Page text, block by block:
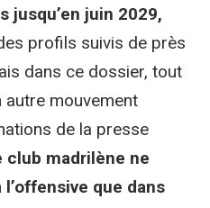
jusqu’en juin 2029,
profils suivis de près
dans ce dossier, tout
mouvement
de la presse
club madrilène ne
que dans